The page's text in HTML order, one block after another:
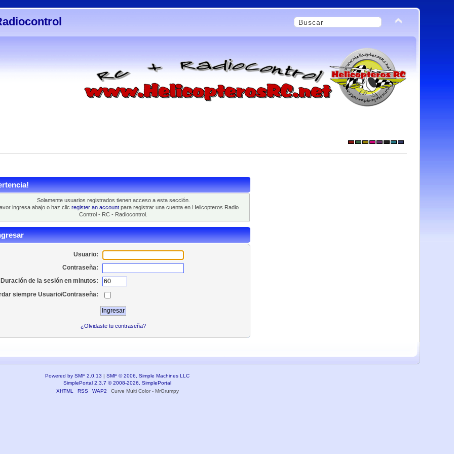
Solamente usuarios registrados tienen acceso a esta sección.
ingresa abajo o haz clicregister an account para registrar una cuenta en Helicopteros Radio
Control - RC - Radiocontrol.
Usuario:
Contraseña:
Duración de la sesión en minutos:
siempre Usuario/Contraseña:
¿Olvidaste tu contraseña?
Powered by SMF 2.0.13 | SMF © 2006, Simple Machines LLC
SimplePortal 2.3.7 © 2008-2026, SimplePortal
XHTML
RSS WAP2 Curve Multi Color - MrGrumpy